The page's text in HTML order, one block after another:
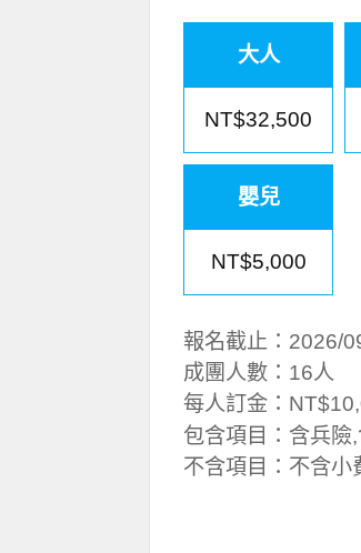
大人
NT$32,500
嬰兒
NT$5,000
報名截止：2026/
成團人數：16人
每人訂金：
包含項目：含兵險
不含項目：不含小